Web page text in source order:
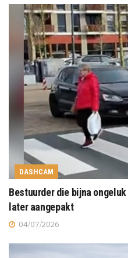
DASHCAM
Bestuurder die bijna
later aangepakt
04/07/2026